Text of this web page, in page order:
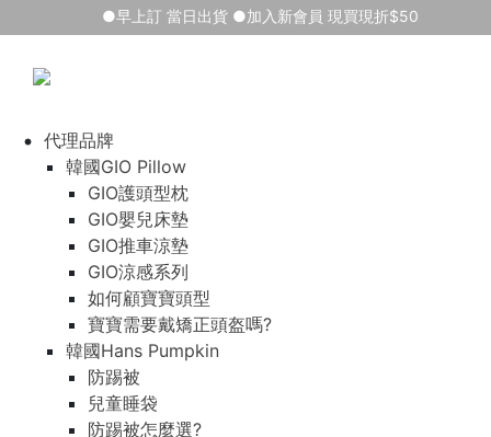
代理品牌
韓國GIO Pillow
GIO護頭型枕
GIO嬰兒床墊
GIO推車涼墊
GIO涼感系列
如何顧寶寶頭型
寶寶需要戴矯正頭盔嗎?
韓國Hans Pumpkin
防踢被
兒童睡袋
防踢被怎麼選?
●早上訂 當日出貨 ●加入新會員 現買現折$50